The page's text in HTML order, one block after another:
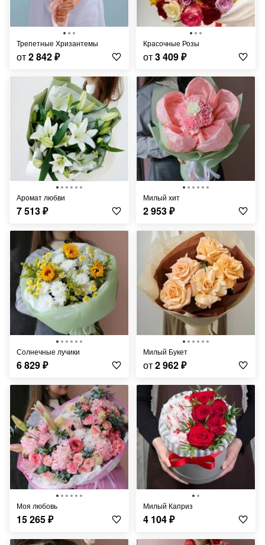
Трепетные Хризантемы
от2 842₽
Красочные Розы
от3 409₽
Аромат любви
7 513₽
Милый хит
2 953₽
Солнечные лучики
6 829₽
Милый Букет
от2 962₽
Моя любовь
15 265₽
Милый Каприз
4 104₽